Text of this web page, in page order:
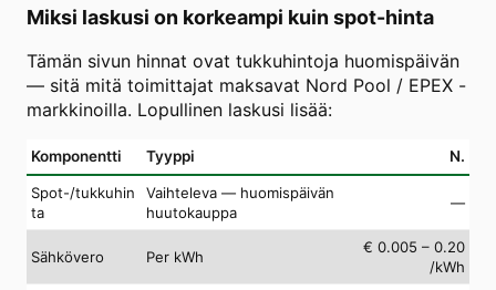
Miksi laskusi on korkeampi kuin spot-hinta
Tämän sivun hinnat ovat tukkuhintoja huomispäivän
— sitä mitä toimittajat maksavat Nord Pool / EPEX -
markkinoilla. Lopullinen laskusi lisää:
Komponentti Tyyppi N.
Spot-/tukkuhin
ta
Vaihteleva — huomispäivän
huutokauppa
—
Sähkövero Per kWh
€ 0.005 – 0.20
/kWh